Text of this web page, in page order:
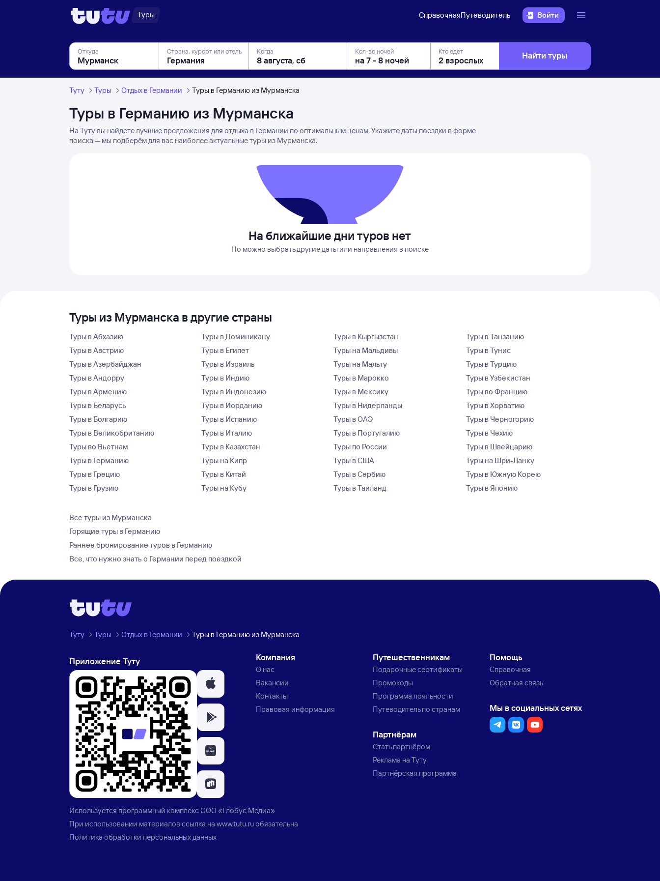
Туры СправочнаяПутеводитель Войти
Откуда Страна, курорт или отель Когда Кол-во ночей Кто едет Найти туры
Туту Туры Отдых в Германии Туры в Германию из Мурманска
Туры в Германию из Мурманска
На Туту вы найдете лучшие предложения для отдыха в Германии по оптимальным ценам. Укажите даты поездки в форме
поиска — мы подберём для вас наиболее актуальные туры из Мурманска.
На ближайшие дни туров нет
Но можно выбрать другие даты или направления в поиске
Туры из Мурманска в другие страны
Туры в Абхазию
Туры в Австрию
Туры в Азербайджан
Туры в Андорру
Туры в Армению
Туры в Беларусь
Туры в Болгарию
Туры в Великобританию
Туры во Вьетнам
Туры в Германию
Туры в Грецию
Туры в Грузию
Туры в Доминикану
Туры в Египет
Туры в Израиль
Туры в Индию
Туры в Индонезию
Туры в Иорданию
Туры в Испанию
Туры в Италию
Туры в Казахстан
Туры на Кипр
Туры в Китай
Туры на Кубу
Туры в Кыргызстан
Туры на Мальдивы
Туры на Мальту
Туры в Марокко
Туры в Мексику
Туры в Нидерланды
Туры в ОАЭ
Туры в Португалию
Туры по России
Туры в США
Туры в Сербию
Туры в Таиланд
Туры в Танзанию
Туры в Тунис
Туры в Турцию
Туры в Узбекистан
Туры во Францию
Туры в Хорватию
Туры в Черногорию
Туры в Чехию
Туры в Швейцарию
Туры на Шри-Ланку
Туры в Южную Корею
Туры в Японию
Все туры из Мурманска
Горящие туры в Германию
Раннее бронирование туров в Германию
Все, что нужно знать о Германии перед поездкой
Туту Туры Отдых в Германии Туры в Германию из Мурманска
Приложение Туту Компания
О нас
Вакансии
Контакты
Правовая информация
Путешественникам
Подарочные сертификаты
Промокоды
Программа лояльности
Путеводитель по странам
Партнёрам
Стать партнёром
Реклама на Туту
Партнёрская программа
Помощь
Справочная
Обратная связь
Мы в социальных сетях
Используется программный комплексООО «Глобус Медиа»
При использовании материалов ссылка наwww.tutu.ruобязательна
Политика обработки персональных данных